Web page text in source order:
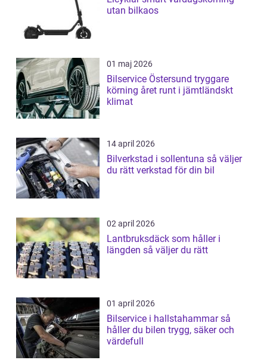
utan bilkaos
01 maj 2026
Bilservice Östersund tryggare
körning året runt i jämtländskt
klimat
14 april 2026
Bilverkstad i sollentuna så väljer
du rätt verkstad för din bil
02 april 2026
Lantbruksdäck som håller i
längden så väljer du rätt
01 april 2026
Bilservice i hallstahammar så
håller du bilen trygg, säker och
värdefull